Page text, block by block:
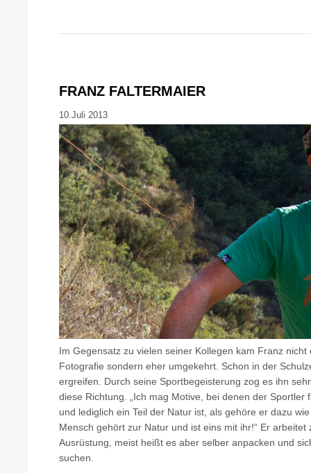
FRANZ FALTERMAIER
10.Juli 2013
Im Gegensatz zu vielen seiner Kollegen kam Franz
Fotografie sondern eher umgekehrt. Schon in der
ergreifen. Durch seine Sportbegeisterung zog es ihn
diese Richtung. „Ich mag Motive, bei denen der Sportler
und lediglich ein Teil der Natur ist, als gehöre er dazu
Mensch gehört zur Natur und ist eins mit ihr!“ Er
Ausrüstung, meist heißt es aber selber anpacken und
suchen.